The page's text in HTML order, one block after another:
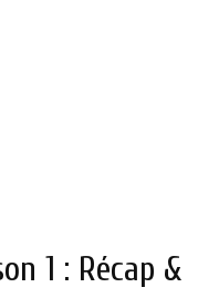
1 : Récap &